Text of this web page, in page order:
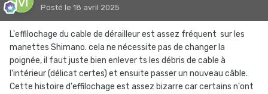
Posté le 18 avril 2025
L'effilochage du cable de dérailleur est assez fréquent sur les
manettes Shimano. cela ne nécessite pas de changer la
poignée, il faut juste bien enlever ts les débris de cable à
l'intérieur (délicat certes) et ensuite passer un nouveau câble.
Cette histoire d'effilochage est assez bizarre car certains n'ont